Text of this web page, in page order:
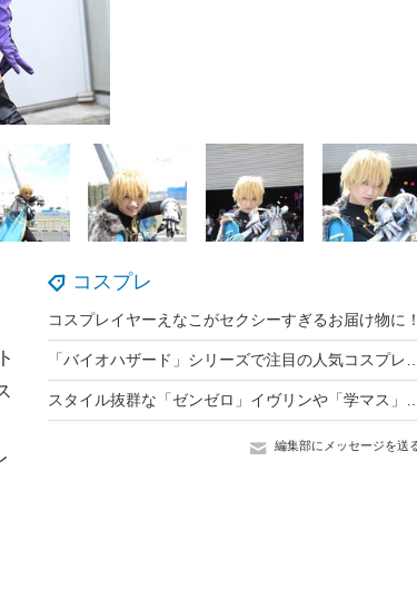
コスプレ
コスプレイヤーえなこがセクシーすぎるお届け物に！
編集部にメッセージを送